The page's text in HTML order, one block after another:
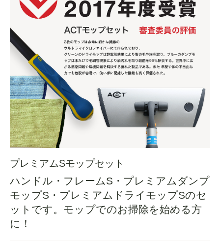
プレミアムSモップセット
ハンドル・フレームS・プレミアムダンプ
モップS・プレミアムドライモップSのセ
ットです。モップでのお掃除を始める方
に！